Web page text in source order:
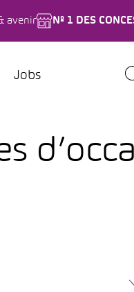
avenir Nº 1 DES
Jobs